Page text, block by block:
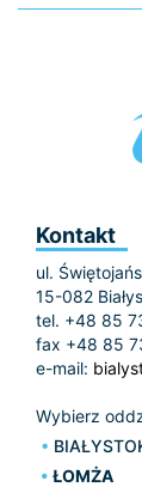
Kontakt
ul.
15-082
tel. +48 85
fax +48 85
e-mail:
Wybierz
ŁOMŻA